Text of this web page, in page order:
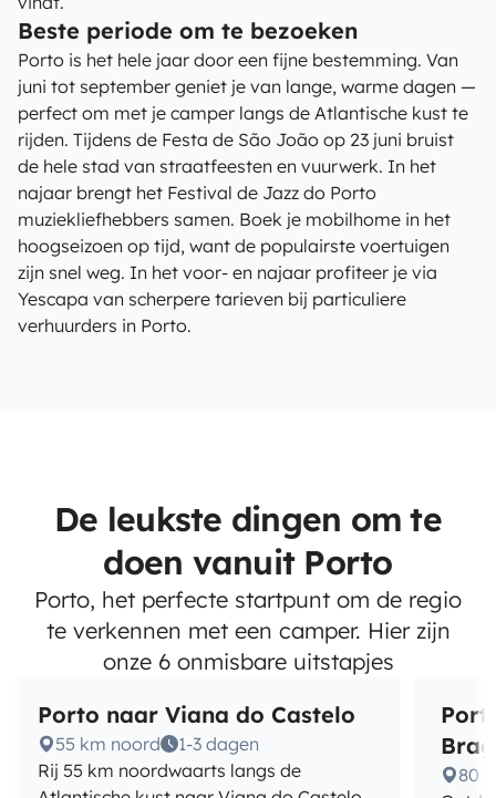
Beste periode om te bezoeken
Porto is het hele jaar door een fijne bestemming. Van
juni tot september geniet je van lange, warme dagen —
perfect om met je camper langs de Atlantische kust te
rijden. Tijdens de Festa de São João op 23 juni bruist
de hele stad van straatfeesten en vuurwerk. In het
najaar brengt het Festival de Jazz do Porto
muziekliefhebbers samen. Boek je mobilhome in het
hoogseizoen op tijd, want de populairste voertuigen
zijn snel weg. In het voor- en najaar profiteer je via
Yescapa van scherpere tarieven bij particuliere
verhuurders in Porto.
De leukste dingen om te
doen vanuit Porto
Porto, het perfecte startpunt om de regio
te verkennen met een camper. Hier zijn
onze 6 onmisbare uitstapjes
Porto naar Viana do Castelo
55 km noord
1-3 dagen
Rij 55 km noordwaarts langs de
80